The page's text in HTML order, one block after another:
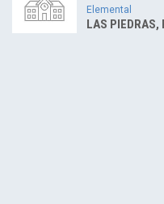
Elemental
LAS PIEDRAS,